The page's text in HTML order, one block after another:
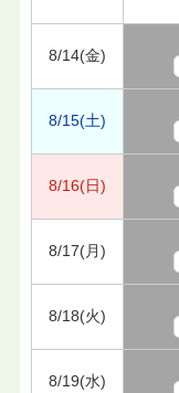
8/14(金)
8/15(土)
8/16(日)
8/17(月)
8/18(火)
8/19(水)